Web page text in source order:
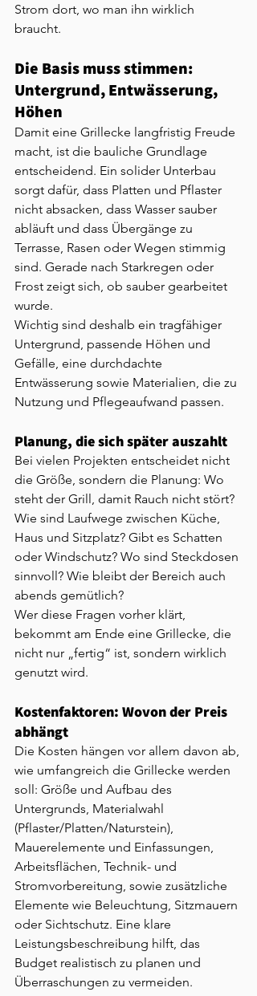
Strom dort, wo man ihn wirklich
braucht.
Die Basis muss stimmen:
Untergrund, Entwässerung,
Höhen
Damit eine Grillecke langfristig Freude
macht, ist die bauliche Grundlage
entscheidend. Ein solider Unterbau
sorgt dafür, dass Platten und Pflaster
nicht absacken, dass Wasser sauber
abläuft und dass Übergänge zu
Terrasse, Rasen oder Wegen stimmig
sind. Gerade nach Starkregen oder
Frost zeigt sich, ob sauber gearbeitet
wurde.
Wichtig sind deshalb ein tragfähiger
Untergrund, passende Höhen und
Gefälle, eine durchdachte
Entwässerung sowie Materialien, die zu
Nutzung und Pflegeaufwand passen.
Planung, die sich später auszahlt
Bei vielen Projekten entscheidet nicht
die Größe, sondern die Planung: Wo
steht der Grill, damit Rauch nicht stört?
Wie sind Laufwege zwischen Küche,
Haus und Sitzplatz? Gibt es Schatten
oder Windschutz? Wo sind Steckdosen
sinnvoll? Wie bleibt der Bereich auch
abends gemütlich?
Wer diese Fragen vorher klärt,
bekommt am Ende eine Grillecke, die
nicht nur „fertig“ ist, sondern wirklich
genutzt wird.
Kostenfaktoren: Wovon der Preis
abhängt
Die Kosten hängen vor allem davon ab,
wie umfangreich die Grillecke werden
soll: Größe und Aufbau des
Untergrunds, Materialwahl
(Pflaster/Platten/Naturstein),
Mauerelemente und Einfassungen,
Arbeitsflächen, Technik- und
Stromvorbereitung, sowie zusätzliche
Elemente wie Beleuchtung, Sitzmauern
oder Sichtschutz. Eine klare
Leistungsbeschreibung hilft, das
Budget realistisch zu planen und
Überraschungen zu vermeiden.